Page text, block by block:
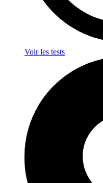
Voir les tests